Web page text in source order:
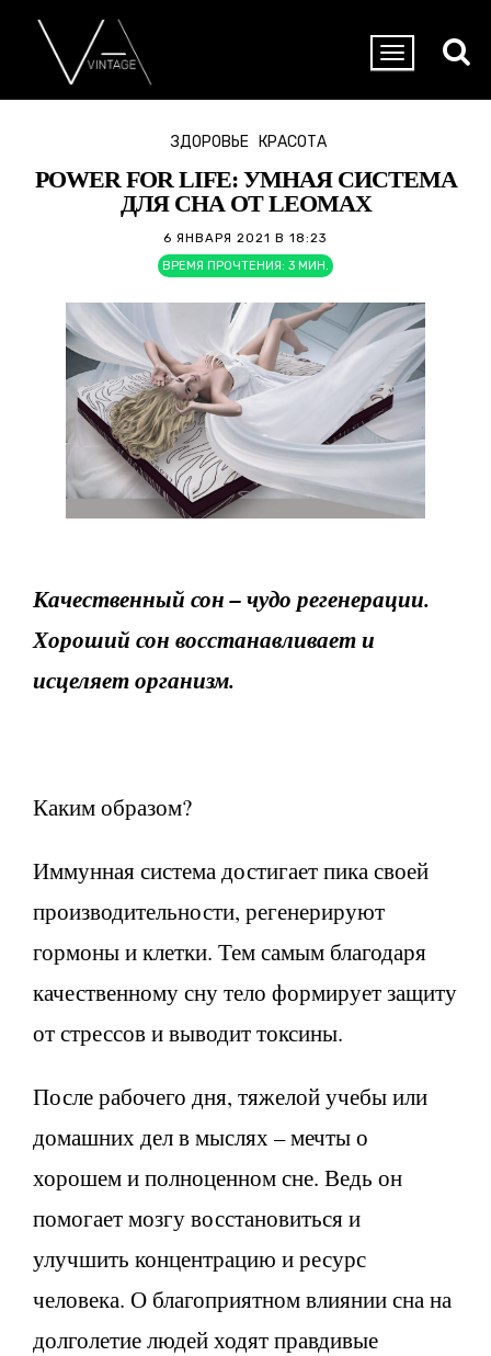
ЗДОРОВЬЕ КРАСОТА
POWER FOR LIFE: УМНАЯ СИСТЕМА
ДЛЯ СНА ОТ LEOMAX
6 ЯНВАРЯ 2021 В 18:23
ВРЕМЯ ПРОЧТЕНИЯ: 3 МИН.
Качественный сон – чудо регенерации.
Хороший сон восстанавливает и
исцеляет организм.
Каким образом?
Иммунная система достигает пика своей
производительности, регенерируют
гормоны и клетки. Тем самым благодаря
качественному сну тело формирует защиту
от стрессов и выводит токсины.
После рабочего дня, тяжелой учебы или
домашних дел в мыслях – мечты о
хорошем и полноценном сне. Ведь он
помогает мозгу восстановиться и
улучшить концентрацию и ресурс
человека. О благоприятном влиянии сна на
долголетие людей ходят правдивые